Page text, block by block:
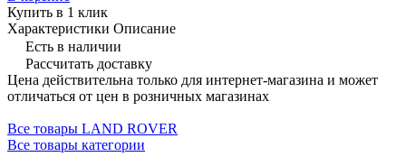
Купить в 1 клик
Характеристики Описание
Есть в наличии
Рассчитать доставку
Цена действительна только для интернет-магазина и может
отличаться от цен в розничных магазинах
Все товары LAND ROVER
Все товары категории